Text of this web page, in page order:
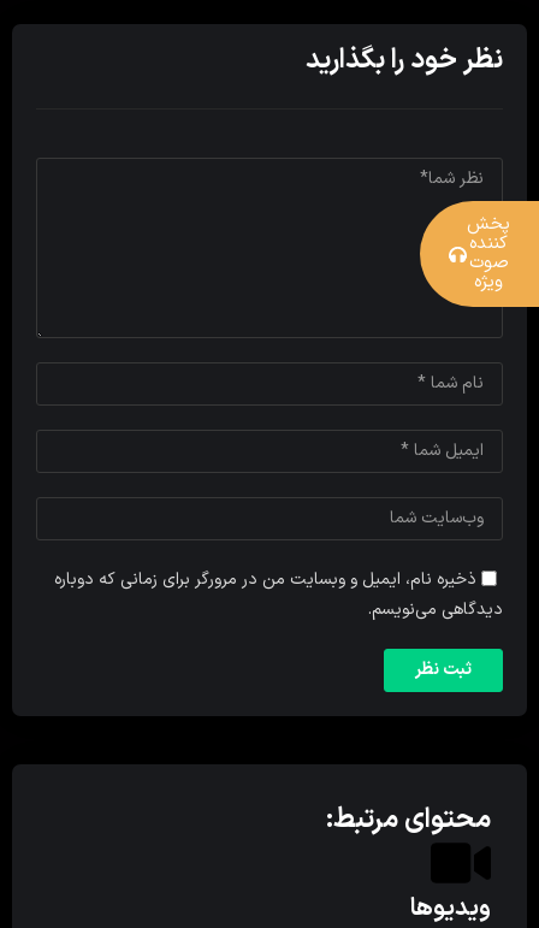
نظر خود را بگذارید
ذخیره نام، ایمیل و وبسایت من در مرورگر برای زمانی که دوباره
دیدگاهی می‌نویسم.
محتوای مرتبط:
ویدیوها
پخش
کننده
صوت
ویژه